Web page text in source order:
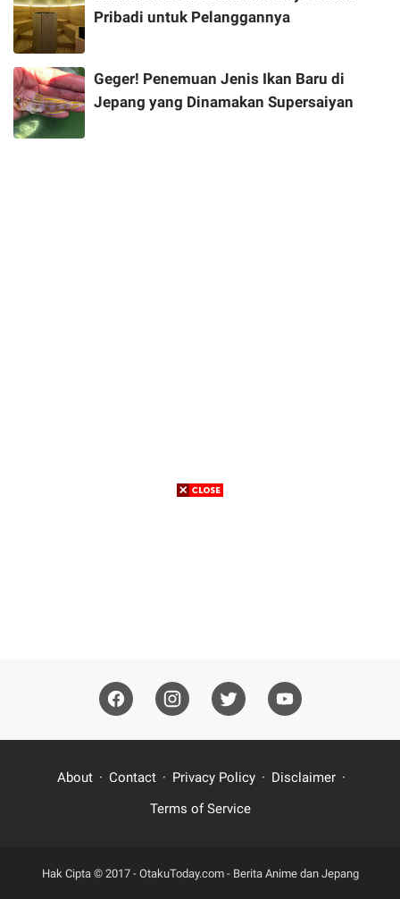
Pribadi untuk Pelanggannya
Geger! Penemuan Jenis Ikan Baru di
Jepang yang Dinamakan Supersaiyan
About Contact Privacy Policy
Disclaimer
Terms of Service
Hak Cipta © 2017 - OtakuToday.com - Berita Anime dan Jepang